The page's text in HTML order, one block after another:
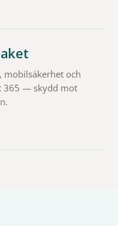
mobilsäkerhet och
365 — skydd mot